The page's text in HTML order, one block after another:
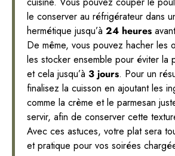
le conserver au réfrigérateur dans
hermétique jusqu’à 24 heures
De même, vous pouvez hacher les
les stocker ensemble pour éviter la
et cela jusqu’à 3 jours. Pour un
finalisez la cuisson en ajoutant les
comme la crème et le parmesan
servir, afin de conserver cette
Avec ces astuces, votre plat sera
et pratique pour vos soirées